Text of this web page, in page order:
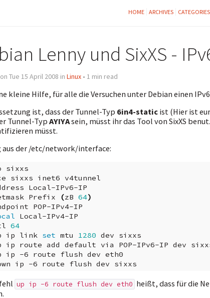
HOME ARCHIVES CATEGORIES
Lenny und SixXS -
Tue 15 April 2008 in Linux• 1 min read
kleine Hilfe, für alle die Versuchen unter Debian einen
ist, dass der Tunnel-Typ 6in4-staticist (Hier ist
Tunnel-TypAYIYAsein, müsst ihr das Tool von SixXS
müsst.
aus der /etc/network/interface:
sixxs
sixxs inet6
Prefix (zB 64)
64
ip link set mtu 1280 dev
ip route add default via POP-IPv6-IP dev
ip -6 route flush dev
ip -6 route flush dev
up ip -6 route flush dev eth0 heißt, dass für die